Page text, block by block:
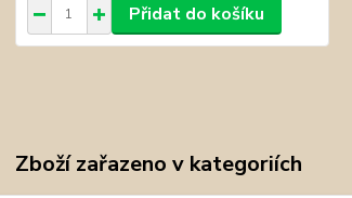
Přidat do košíku
Zboží zařazeno v kategoriích